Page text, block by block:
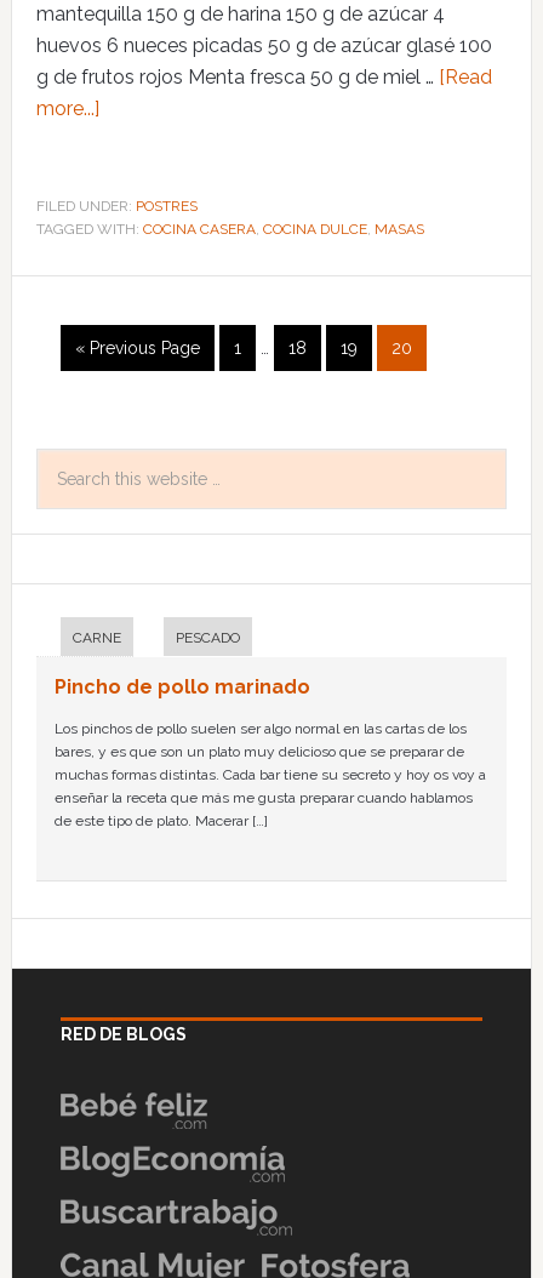
mantequilla 150 g de harina 150 g de azúcar 4
huevos 6 nueces picadas 50 g de azúcar glasé 100
g de frutos rojos Menta fresca 50 g de miel … [Read
more...]
FILED UNDER: POSTRES
TAGGED WITH: COCINA CASERA, COCINA DULCE, MASAS
« Previous Page 1 18 19 20
CARNE PESCADO
Pincho de pollo marinado
Los pinchos de pollo suelen ser algo normal en las cartas de los
bares, y es que son un plato muy delicioso que se preparar de
muchas formas distintas. Cada bar tiene su secreto y hoy os voy a
enseñar la receta que más me gusta preparar cuando hablamos
de este tipo de plato. Macerar […]
RED DE BLOGS